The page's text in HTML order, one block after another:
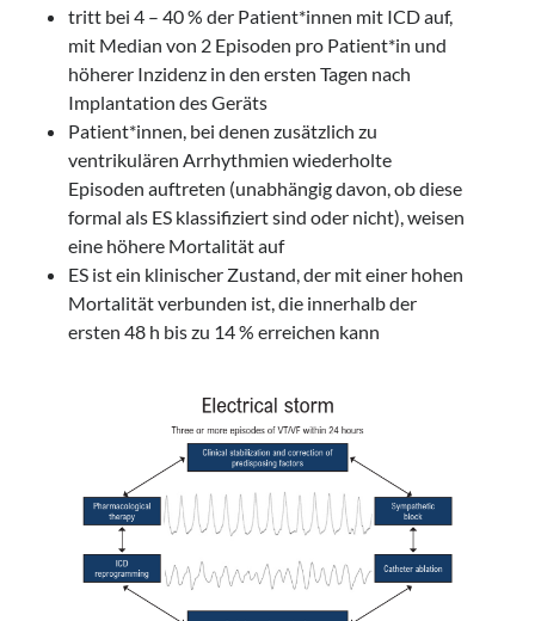
tritt bei 4 – 40 % der Patient*innen mit ICD auf,
mit Median von 2 Episoden pro Patient*in und
höherer Inzidenz in den ersten Tagen nach
Implantation des Geräts
Patient*innen, bei denen zusätzlich zu
ventrikulären Arrhythmien wiederholte
Episoden auftreten (unabhängig davon, ob diese
formal als ES klassifiziert sind oder nicht), weisen
eine höhere Mortalität auf
ES ist ein klinischer Zustand, der mit einer hohen
Mortalität verbunden ist, die innerhalb der
ersten 48 h bis zu 14 % erreichen kann